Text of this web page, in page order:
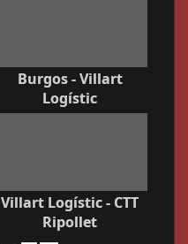
Burgos - Villart
Logístic
Villart Logístic - CTT
Ripollet